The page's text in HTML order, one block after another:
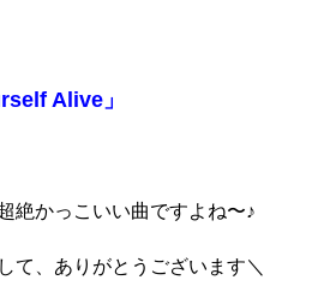
Alive」
絶かっこいい曲ですよね〜♪
て、ありがとうございます＼